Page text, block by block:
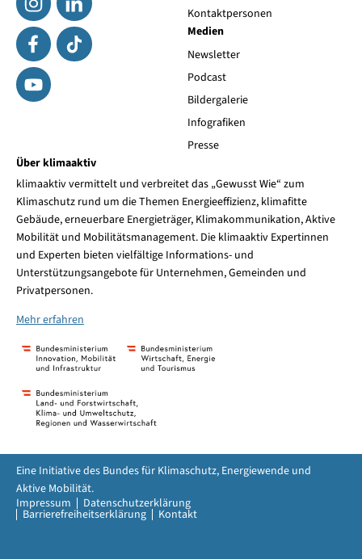
Kontaktpersonen
Medien
Newsletter
Podcast
Bildergalerie
Infografiken
Presse
Über klimaaktiv
klimaaktiv vermittelt und verbreitet das „Gewusst Wie“ zum
Klimaschutz rund um die Themen Energieeffizienz, klimafitte
Gebäude, erneuerbare Energieträger, Klimakommunikation, Aktive
Mobilität und Mobilitätsmanagement. Die klimaaktiv Expertinnen
und Experten bieten vielfältige Informations- und
Unterstützungsangebote für Unternehmen, Gemeinden und
Privatpersonen.
Mehr erfahren
Impressum Datenschutzerklärung
Barrierefreiheitserklärung Kontakt
Eine Initiative des Bundes für Klimaschutz, Energiewende und
Aktive Mobilität.